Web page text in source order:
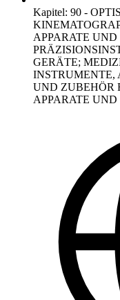
Kapitel: 90 -
APPARATE UND
GERÄTE;
INSTRUMENTE,
UND ZUBEHÖR
APPARATE UND